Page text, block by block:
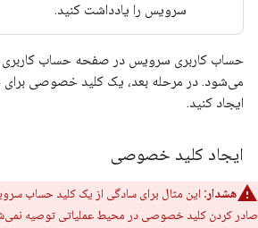
سرویس را یادداشت کنید.
حساب کاربری سرویس در صفحه حساب
می‌شود. در مرحله بعد، یک کلید خصوصی
ایجاد کنید.
ایجاد کلید خصوصی
هشدار: این مثال برای سادگی از یک کلید حساب
صادر کردن کلید خصوصی در محیط عملیاتی توصیه نمی‌شود